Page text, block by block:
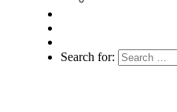
Search for: